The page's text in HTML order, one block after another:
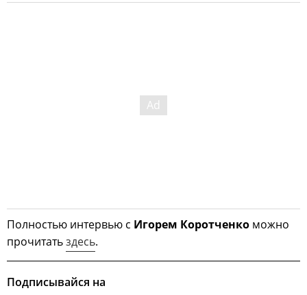
Полностью интервью с Игорем Коротченко можно
прочитатьздесь.
Подписывайся на